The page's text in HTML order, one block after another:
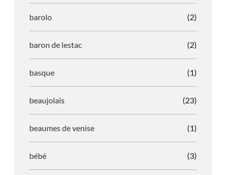
barolo (2)
baron de lestac (2)
basque (1)
beaujolais (23)
beaumes de venise (1)
bébé (3)